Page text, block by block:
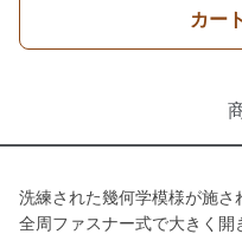
カー
洗練された幾何学模様が施さ
全周ファスナー式で大きく開